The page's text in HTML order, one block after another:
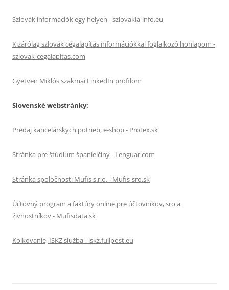
Szlovák információk egy helyen - szlovakia-info.eu
Kizárólag szlovák cégalapítás információkkal foglalkozó honlapom -
szlovak-cegalapitas.com
Gyetven Miklós szakmai LinkedIn profilom
Slovenské webstránky:
Predaj kancelárskych potrieb, e-shop - Protex.sk
Stránka pre štúdium španielčiny - Lenguar.com
Stránka spoločnosti Mufis s.r.o. - Mufis-sro.sk
Účtovný program a faktúry online pre účtovníkov, sro a
živnostníkov - Mufisdata.sk
Kolkovanie, ISKZ služba - iskz.fullpost.eu